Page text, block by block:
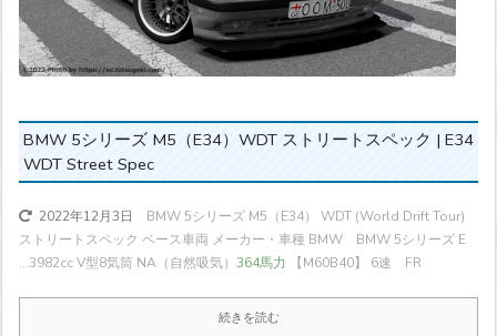
BMW 5シリーズ M5（E34）WDT ストリートスペック | E34
WDT Street Spec
2022年12月3日
BMW 5シリーズ M5（E34） WDT (World Drift Tour)
ストリートスペック ベース車両 メーカー・車種 BMW BMW 5シリーズ E
...3982cc V型8気筒 NA（自然吸気） 364馬力 【M60B40】 6速 FR
続きを読む